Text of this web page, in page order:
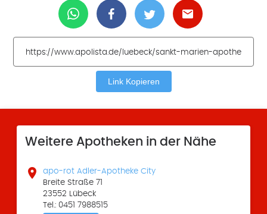
Link Kopieren
Weitere Apotheken in der Nähe

apo-rot Adler-Apotheke City
Breite Straße 71
23552 Lübeck
Tel.: 0451 7988515